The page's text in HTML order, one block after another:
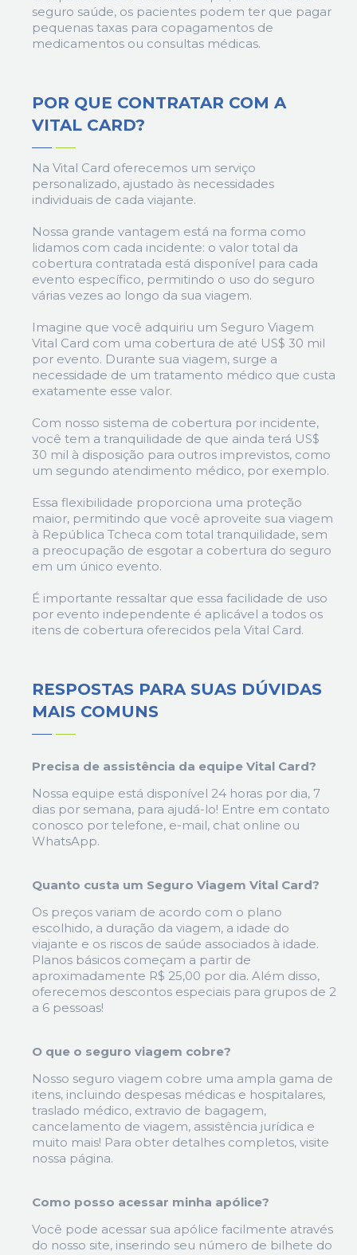
seguro saúde, os pacientes podem ter que pagar
pequenas taxas para copagamentos de
medicamentos ou consultas médicas.
POR QUE CONTRATAR COM A
VITAL CARD?
Na Vital Card oferecemos um serviço
personalizado, ajustado às necessidades
individuais de cada viajante.
Nossa grande vantagem está na forma como
lidamos com cada incidente: o valor total da
cobertura contratada está disponível para cada
evento específico, permitindo o uso do seguro
várias vezes ao longo da sua viagem.
Imagine que você adquiriu um Seguro Viagem
Vital Card com uma cobertura de até US$ 30 mil
por evento. Durante sua viagem, surge a
necessidade de um tratamento médico que custa
exatamente esse valor.
Com nosso sistema de cobertura por incidente,
você tem a tranquilidade de que ainda terá US$
30 mil à disposição para outros imprevistos, como
um segundo atendimento médico, por exemplo.
Essa flexibilidade proporciona uma proteção
maior, permitindo que você aproveite sua viagem
à República Tcheca com total tranquilidade, sem
a preocupação de esgotar a cobertura do seguro
em um único evento.
É importante ressaltar que essa facilidade de uso
por evento independente é aplicável a todos os
itens de cobertura oferecidos pela Vital Card.
RESPOSTAS PARA SUAS DÚVIDAS
MAIS COMUNS
Precisa de assistência da equipe Vital Card?
Nossa equipe está disponível 24 horas por dia, 7
dias por semana, para ajudá-lo! Entre em contato
conosco por telefone, e-mail, chat online ou
WhatsApp.
Quanto custa um Seguro Viagem Vital Card?
Os preços variam de acordo com o plano
escolhido, a duração da viagem, a idade do
viajante e os riscos de saúde associados à idade.
Planos básicos começam a partir de
aproximadamente R$ 25,00 por dia. Além disso,
oferecemos descontos especiais para grupos de 2
a 6 pessoas!
O que o seguro viagem cobre?
Nosso seguro viagem cobre uma ampla gama de
itens, incluindo despesas médicas e hospitalares,
traslado médico, extravio de bagagem,
cancelamento de viagem, assistência jurídica e
muito mais! Para obter detalhes completos, visite
nossa página.
Como posso acessar minha apólice?
Você pode acessar sua apólice facilmente através
do nosso site, inserindo seu número de bilhete do